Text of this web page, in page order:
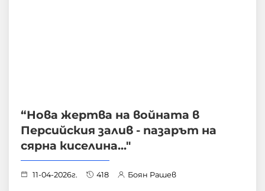
“Нова жертва на войната в
Персийския залив - пазарът на
сярна киселина..."
11-04-2026г. 418 Боян Рашев